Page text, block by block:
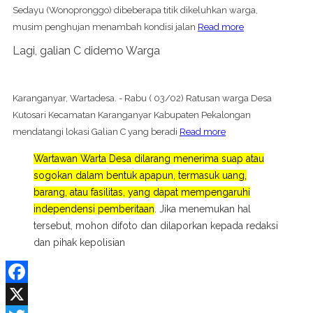
Sedayu (Wonopronggo) dibeberapa titik dikeluhkan warga,
musim penghujan menambah kondisi jalan Read more
Lagi, galian C didemo Warga
Karanganyar, Wartadesa. - Rabu ( 03/02) Ratusan warga Desa
Kutosari Kecamatan Karanganyar Kabupaten Pekalongan
mendatangi lokasi Galian C yang beradi Read more
Wartawan Warta Desa dilarang menerima suap atau
sogokan dalam bentuk apapun, termasuk uang,
barang, atau fasilitas, yang dapat mempengaruhi
independensi pemberitaan . Jika menemukan hal
tersebut, mohon difoto dan dilaporkan kepada redaksi
dan pihak kepolisian
Facebook